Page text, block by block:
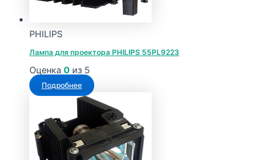
PHILIPS
Лампа для проектора PHILIPS 55PL9223
Оценка 0 из 5
Подробнее